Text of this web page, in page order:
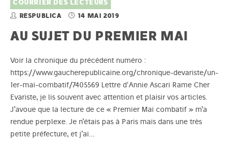
COURRIER DES LECTEURS
RESPUBLICA 14 MAI 2019
AU SUJET DU PREMIER MAI
Voir la chronique du précédent numéro :
https://www.gaucherepublicaine.org/chronique-devariste/un-
1er-mai-combatif/7405569 Lettre d'Annie Ascari Rame Cher
Evariste, je lis souvent avec attention et plaisir vos articles.
J’avoue que la lecture de ce « Premier Mai combatif » m’a
rendue perplexe. Je n’étais pas à Paris mais dans une très
petite préfecture, et j’ai…